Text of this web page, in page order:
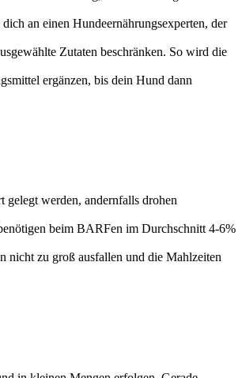
an einen Hundeernährungsexperten, der
Zutaten beschränken. So wird die
ergänzen, bis dein Hund dann
gelegt werden, andernfalls drohen
beim BARFen im Durchschnitt 4-6%
nicht zu groß ausfallen und die Mahlzeiten